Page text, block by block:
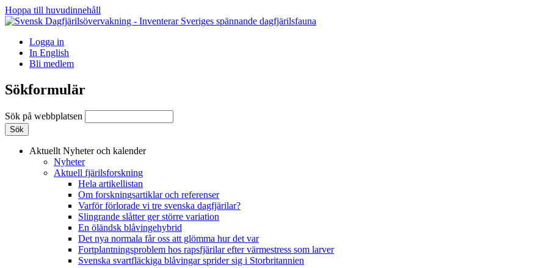
Hoppa till huvudinnehåll
Logga in
In English
Bli medlem
Sökformulär
Sök på webbplatsen
Aktuellt Nyheter och kalender
Nyheter
Aktuell fjärilsforskning
Hela artikellistan
Om forskningsartiklar och referenser
Varför förlorade vi tre svenska dagfjärilar?
Slingrande slåtter ger större variation
En öländsk blåvingehybrid
Det nya normala får oss att glömma hur det var
Fortplantningsproblem hos rapsfjärilar efter värmestress som larver
Svenska svartfläckiga blåvingar sprider sig i Storbritannien